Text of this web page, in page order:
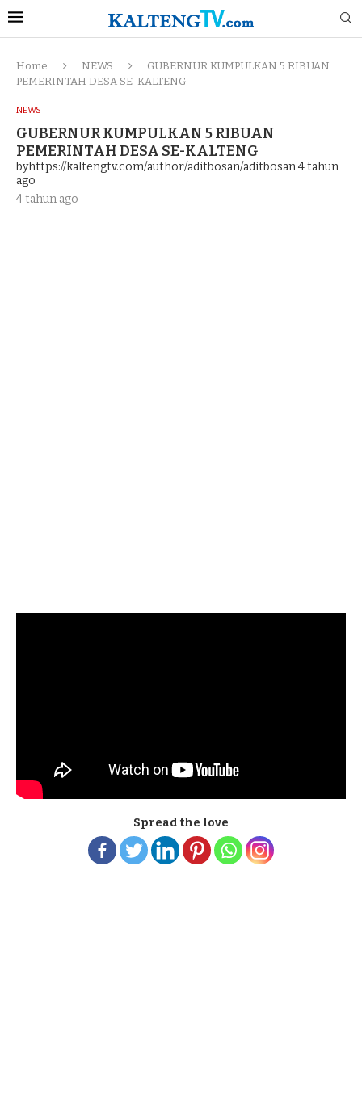
Home NEWS
GUBERNUR KUMPULKAN 5 RIBUAN
PEMERINTAH DESA SE-KALTENG
NEWS
GUBERNUR KUMPULKAN 5 RIBUAN
PEMERINTAH DESA SE-KALTENG
byhttps://kaltengtv.com/author/aditbosan/aditbosan4 tahun
ago
4 tahun ago
Spread the love